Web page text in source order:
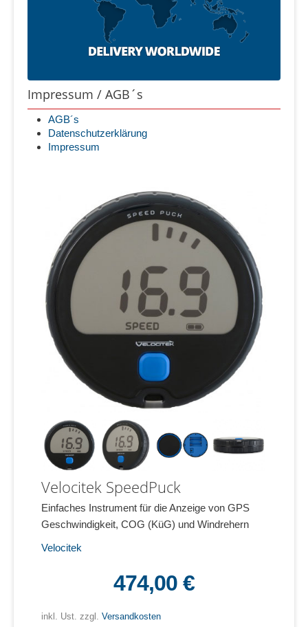
Impressum / AGB´s
AGB´s
Datenschutzerklärung
Impressum
Velocitek SpeedPuck
Einfaches Instrument für die Anzeige von GPS
Geschwindigkeit, COG (KüG) und Windrehern
Velocitek
474,00 €
inkl. Ust. zzgl. Versandkosten